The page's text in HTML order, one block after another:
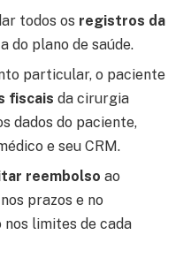
todos os registros da
do plano de saúde.
particular, o paciente
fiscais da cirurgia
dados do paciente,
e seu CRM.
reembolso ao
prazos e no
limites de cada